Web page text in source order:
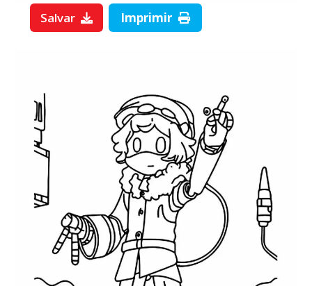
Salvar Imprimir